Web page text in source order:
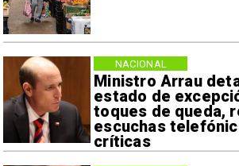
Ministro Arrau
estado de
toques de queda,
escuchas
críticas
NACIONAL